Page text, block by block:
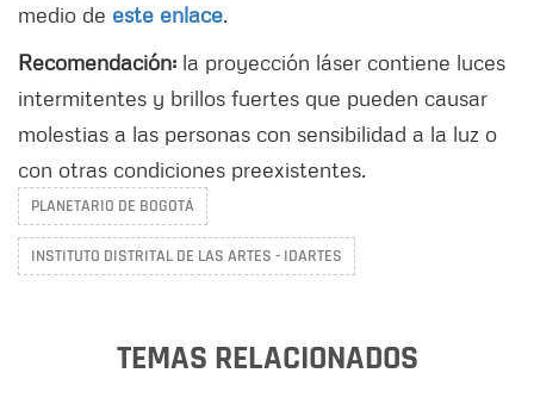
medio de este enlace.
Recomendación: la proyección láser contiene luces
intermitentes y brillos fuertes que pueden causar
molestias a las personas con sensibilidad a la luz o
con otras condiciones preexistentes.
PLANETARIO DE BOGOTÁ
INSTITUTO DISTRITAL DE LAS ARTES - IDARTES
TEMAS RELACIONADOS